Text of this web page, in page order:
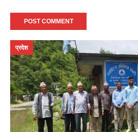
प्रदेश